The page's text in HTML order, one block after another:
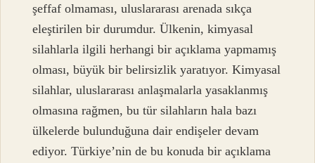
şeffaf olmaması, uluslararası arenada sıkça
eleştirilen bir durumdur. Ülkenin, kimyasal
silahlarla ilgili herhangi bir açıklama yapmamış
olması, büyük bir belirsizlik yaratıyor. Kimyasal
silahlar, uluslararası anlaşmalarla yasaklanmış
olmasına rağmen, bu tür silahların hala bazı
ülkelerde bulunduğuna dair endişeler devam
ediyor. Türkiye’nin de bu konuda bir açıklama